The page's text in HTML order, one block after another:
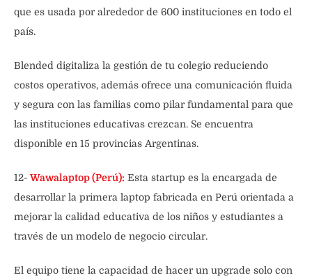
que es usada por alrededor de 600 instituciones en todo el
país.
Blended digitaliza la gestión de tu colegio reduciendo
costos operativos, además ofrece una comunicación fluida
y segura con las familias como pilar fundamental para que
las instituciones educativas crezcan. Se encuentra
disponible en 15 provincias Argentinas.
12-Wawalaptop (Perú): Esta startup es la encargada de
desarrollar la primera laptop fabricada en Perú orientada a
mejorar la calidad educativa de los niños y estudiantes a
través de un modelo de negocio circular.
El equipo tiene la capacidad de hacer un upgrade solo con